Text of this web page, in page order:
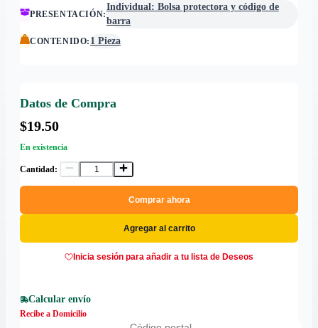
PRESENTACIÓN:
Individual: Bolsa protectora y código de
barra
CONTENIDO: 1 Pieza
Datos de Compra
$19.50
En existencia
Cantidad:
Comprar ahora
Agregar al carrito
Inicia sesión para añadir a tu lista de Deseos
Calcular envío
Recibe a Domicilio